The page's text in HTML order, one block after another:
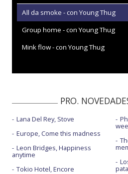
All da smoke - con Young Thug
Group home - con Young Thug
Mink flow - con Young Thug
PRO.
Lana Del Rey, Stove
Europe, Come this madness
Leon Bridges, Happiness
anytime
Tokio Hotel, Encore